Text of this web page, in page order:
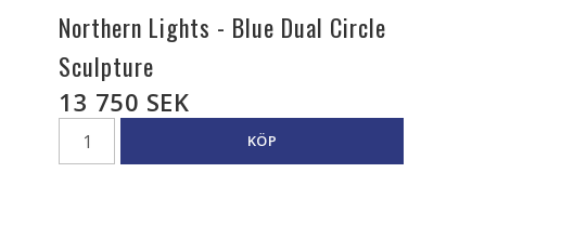
Northern Lights - Blue Dual Circle
Sculpture
13 750 SEK
KÖP